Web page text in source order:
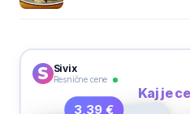
Sivix
Resnične cene
Kaj je
3,39 €